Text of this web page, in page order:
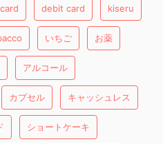
debit card kiseru
いちご お薬
アルコール
カプセル キャッシュレス
ショートケーキ